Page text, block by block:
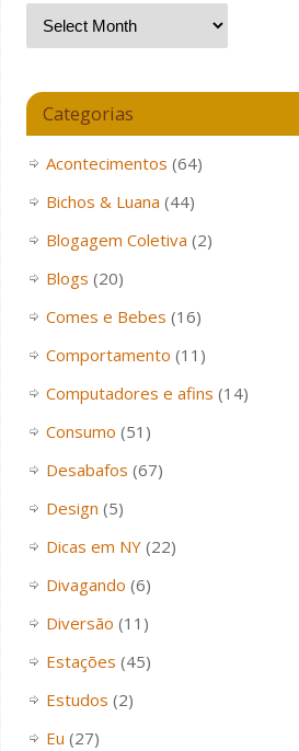
Categorias
Acontecimentos (64)
Bichos & Luana (44)
Blogagem Coletiva (2)
Blogs (20)
Comes e Bebes (16)
Comportamento (11)
Computadores e afins (14)
Consumo (51)
Desabafos (67)
Design (5)
Dicas em NY(22)
Divagando (6)
Diversão (11)
Estações (45)
Estudos (2)
Eu (27)